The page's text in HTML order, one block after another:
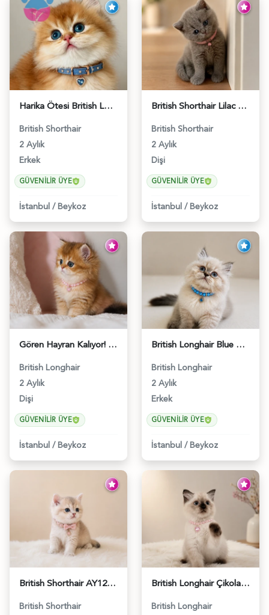
Harika Ötesi British Longhair Golden Parlayan Yıldız - 6141
British Shorthair
2 Aylık
Erkek
GÜVENILIR ÜYE
İstanbul / Beykoz
British Shorthair Lilac Dişi Tatlı Kızımız - 5236
British Shorthair
2 Aylık
Dişi
GÜVENILIR ÜYE
İstanbul / Beykoz
Gören Hayran Kalıyor! British Longhair Golden Dişi - 6345
British Longhair
2 Aylık
Dişi
GÜVENILIR ÜYE
İstanbul / Beykoz
British Longhair Blue Point Erkek Pofuduk Yavrumuz - 6348
British Longhair
2 Aylık
Erkek
GÜVENILIR ÜYE
İstanbul / Beykoz
British Shorthair AY12 Güzel Kızımız - 6349
British Shorthair
British Longhair Çikolatalı Sütlü Dişi Yavrumuz - 6347
British Longhair